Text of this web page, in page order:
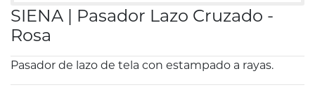
SIENA | Pasador Lazo Cruzado -
Rosa
Pasador de lazo de tela con estampado a rayas.